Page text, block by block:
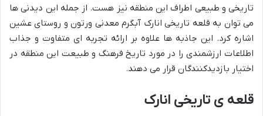
تاریخی و طبیعی اطراف این منطقه نیز هست. از جمله این دیدنی ها
می توان به قلعه تاریخی انارک آبگرم معدنی ورتون و روستای عشین
اشاره کرد. این جاذبه ها علاوه بر ارائه تجربه ای متفاوت و جذاب
اطلاعات ارزشمندی را در مورد تاریخ فرهنگ و طبیعت این منطقه در
اختیار بازدیدکنندگان قرار می دهند.
قلعه ی تاریخی انارک